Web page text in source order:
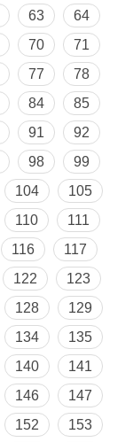
63
64
70
71
77
78
84
85
91
92
98
99
104
105
110
111
116
117
122
123
128
129
134
135
140
141
146
147
152
153